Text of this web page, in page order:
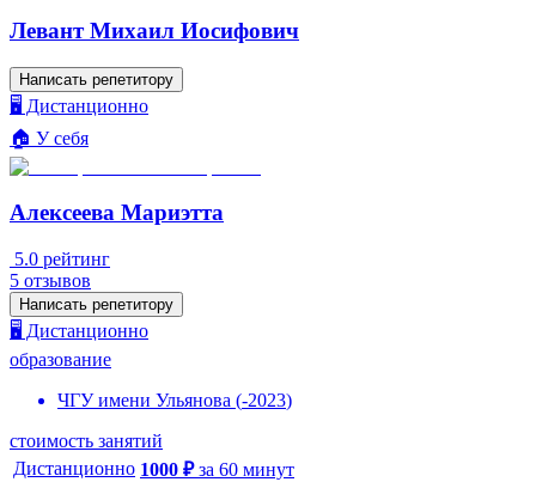
Левант Михаил Иосифович
Написать репетитору
🖥️ Дистанционно
🏠 У себя
Алексеева Мариэтта
5.0 рейтинг
5 отзывов
Написать репетитору
🖥️ Дистанционно
образование
ЧГУ имени Ульянова (-2023)
стоимость занятий
Дистанционно 1000 ₽ за 60 минут